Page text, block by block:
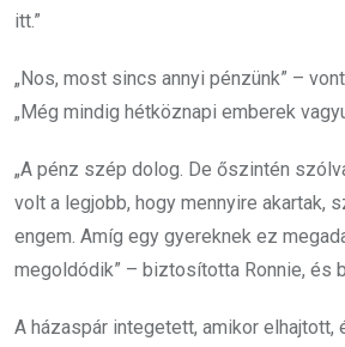
itt.”
„Nos, most sincs annyi pénzünk” –
„Még mindig hétköznapi emberek
„A pénz szép dolog. De őszintén
volt a legjobb, hogy mennyire akartak,
engem. Amíg egy gyereknek ez
megoldódik” – biztosította Ronnie, és
A házaspár integetett, amikor elhajtott,